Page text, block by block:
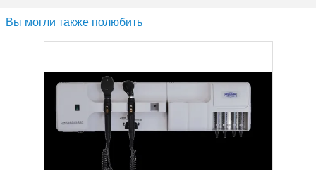
Вы могли также полюбить